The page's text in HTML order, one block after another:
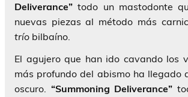
Deliverance” todo un mastodonte
nuevas piezas al método más
trío bilbaíno.
El agujero que han ido cavando los
más profundo del abismo ha llegado
oscuro. “Summoning Deliverance”